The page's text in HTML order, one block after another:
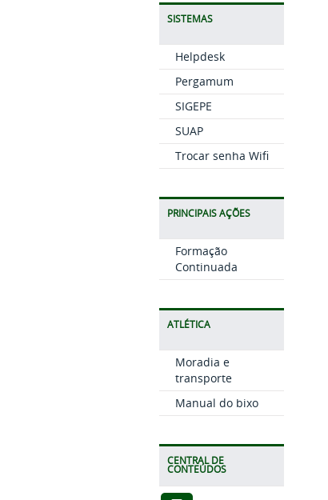
SISTEMAS
Helpdesk
Pergamum
SIGEPE
SUAP
Trocar senha Wifi
PRINCIPAIS AÇÕES
Formação
Continuada
ATLÉTICA
Moradia e
transporte
Manual do bixo
CENTRAL DE
CONTEÚDOS